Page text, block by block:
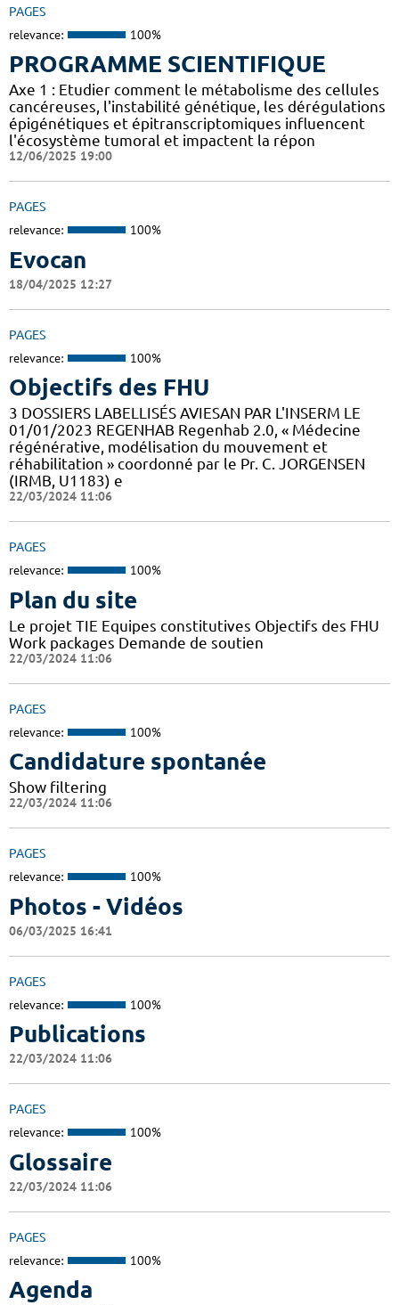
PAGES
relevance: 100%
PROGRAMME SCIENTIFIQUE
Axe 1 : Etudier comment le métabolisme des cellules
cancéreuses, l'instabilité génétique, les dérégulations
épigénétiques et épitranscriptomiques influencent
l'écosystème tumoral et impactent la répon
12/06/2025 19:00
PAGES
relevance: 100%
Evocan
18/04/2025 12:27
PAGES
relevance: 100%
Objectifs des FHU
3 DOSSIERS LABELLISÉS AVIESAN PAR L'INSERM LE
01/01/2023 REGENHAB Regenhab 2.0, « Médecine
régénérative, modélisation du mouvement et
réhabilitation » coordonné par le Pr. C. JORGENSEN
(IRMB, U1183) e
22/03/2024 11:06
PAGES
relevance: 100%
Plan du site
Le projet TIE Equipes constitutives Objectifs des FHU
Work packages Demande de soutien
22/03/2024 11:06
PAGES
relevance: 100%
Candidature spontanée
Show filtering
22/03/2024 11:06
PAGES
relevance: 100%
Photos - Vidéos
06/03/2025 16:41
PAGES
relevance: 100%
Publications
22/03/2024 11:06
PAGES
relevance: 100%
Glossaire
22/03/2024 11:06
PAGES
relevance: 100%
Agenda